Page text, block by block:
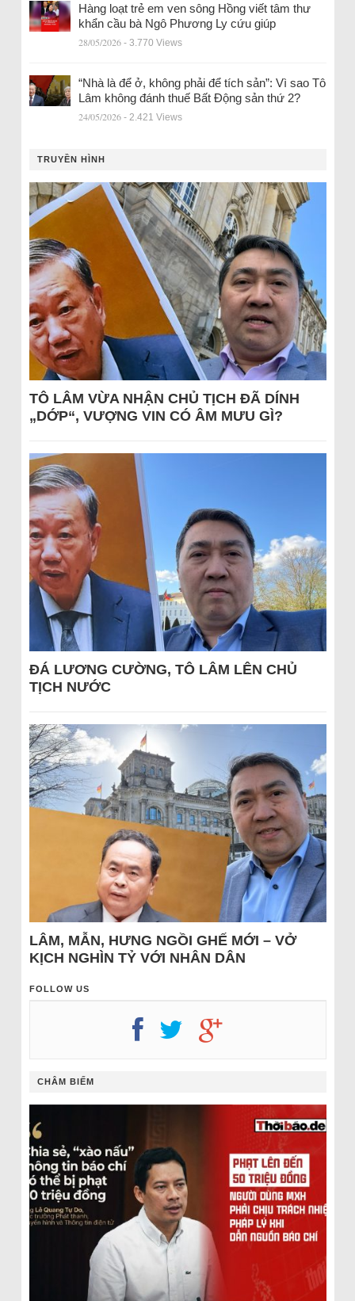
Hàng loạt trẻ em ven sông Hồng viết tâm thư
khẩn cầu bà Ngô Phương Ly cứu giúp
28/05/2026 - 3.770 Views
“Nhà là để ở, không phải để tích sản”: Vì sao Tô
Lâm không đánh thuế Bất Động sản thứ 2?
24/05/2026 - 2.421 Views
TRUYỀN HÌNH
TÔ LÂM VỪA NHẬN CHỦ TỊCH ĐÃ DÍNH
„DỚP“, VƯỢNG VIN CÓ ÂM MƯU GÌ?
ĐÁ LƯƠNG CƯỜNG, TÔ LÂM LÊN CHỦ
TỊCH NƯỚC
LÂM, MẪN, HƯNG NGỒI GHẾ MỚI – VỞ
KỊCH NGHÌN TỶ VỚI NHÂN DÂN
FOLLOW US
CHÂM BIẾM